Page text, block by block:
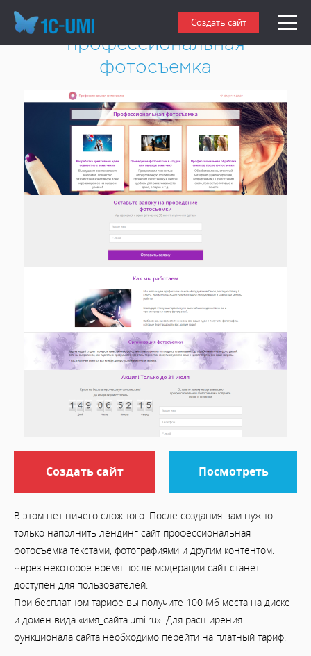
Создать сайт
Создать лендинг сайт
профессиональная
фотосъемка
Создать сайт Посмотреть
В этом нет ничего сложного. После создания вам нужно
только наполнить лендинг сайт профессиональная
фотосъемка текстами, фотографиями и другим контентом.
Через некоторое время после модерации сайт станет
доступен для пользователей.
При бесплатном тарифе вы получите 100 Мб места на диске
и домен вида «имя_сайта.umi.ru». Для расширения
функционала сайта необходимо перейти на платный тариф.